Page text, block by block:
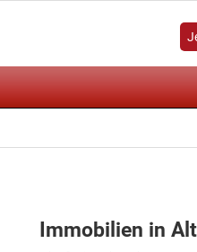
Immobilien in